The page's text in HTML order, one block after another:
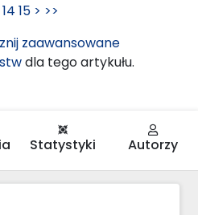
14 15 > >>
zaawansowane
dla tego artykułu.
Statystyki Autorzy